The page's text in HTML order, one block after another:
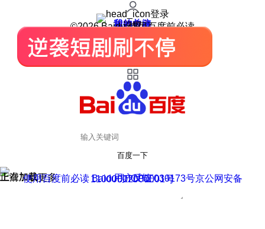
登录
我的关注
我的收藏
皮肤中心
用户反馈
设置
©2026 Baidu 使用百度前必读
百度一下
正在加载
上滑加载更多 用户反馈
使用百度前必读 Baidu 京ICP证030173号
京公网安备11000002000001号